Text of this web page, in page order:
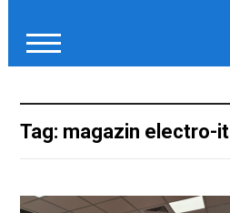
Tag: magazin electro-it